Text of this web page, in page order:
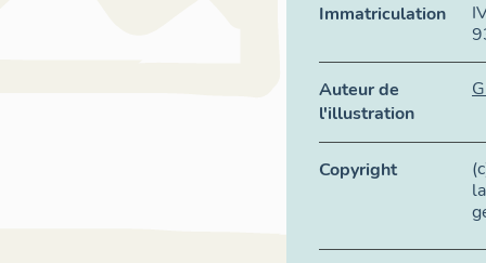
Immatriculation
Auteur de
l'illustration
Copyright